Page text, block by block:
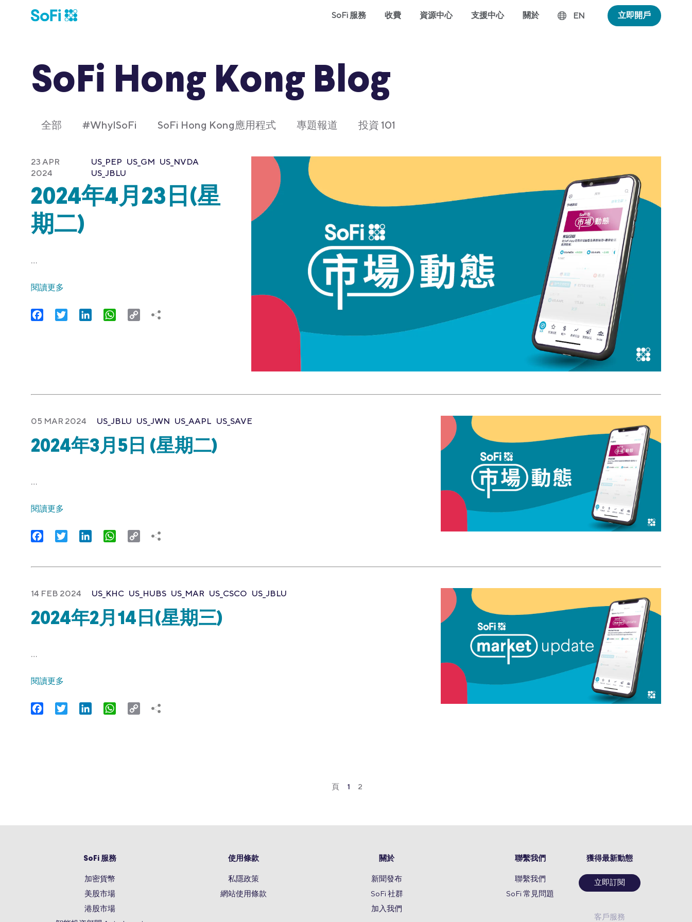
SoFi 服務 收費 資源中心 支援中心 關於 EN 立即開戶
SoFi Hong Kong Blog
全部 #WhyISoFi SoFi Hong Kong應用程式 專題報道 投資 101
23 APR
2024
US_PEP US_GM US_NVDA
US_JBLU
2024年4月23日(星
期二)
…
閱讀更多
FacebookTwitter LinkedIn WhatsApp
Copy
05 MAR 2024 US_JBLU US_JWN US_AAPL US_SAVE
2024年3月5日 (星期二)
…
閱讀更多
FacebookTwitter LinkedIn WhatsApp
Copy
14 FEB 2024 US_KHC US_HUBS US_MAR US_CSCO US_JBLU
2024年2月14日(星期三)
…
閱讀更多
FacebookTwitter LinkedIn WhatsApp
Copy
頁 1 2
SoFi 服務
加密貨幣
美股市場
港股市場
使用條款
私隱政策
網站使用條款
關於
新聞發布
SoFi 社群
加入我們
聯繫我們
聯繫我們
SoFi 常見問題
獲得最新動態
立即訂閱
客戶服務